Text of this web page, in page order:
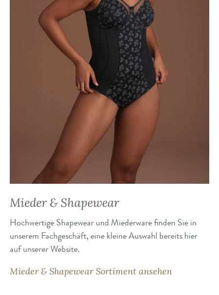
Mieder & Shapewear
Hochwertige Shapewear und Miederware finden Sie in
unserem Fachgeschäft, eine kleine Auswahl bereits hier
auf unserer Website.
Mieder & Shapewear Sortiment ansehen